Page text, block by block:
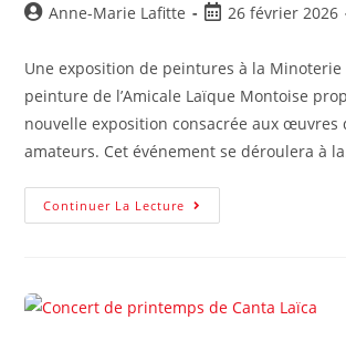
Anne-Marie Lafitte 26 février 2026
Une exposition de peintures à la Minoterie
peinture de l’Amicale Laïque Montoise
nouvelle exposition consacrée aux œuvres
amateurs. Cet événement se déroulera à
Continuer La Lecture